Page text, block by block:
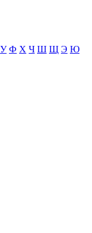
У Ф Х Ч Ш Щ Э Ю